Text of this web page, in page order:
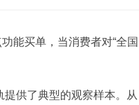
能买单，当消费者对“全国
供了典型的观察样本。从